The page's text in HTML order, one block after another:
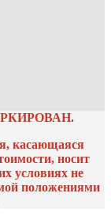
касающаяся
носит
условиях не
положениями